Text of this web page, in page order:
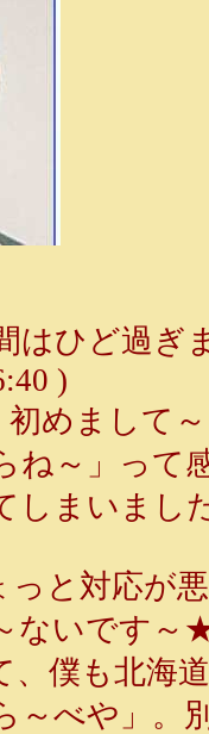
ひど過ぎ
)
めまして
ね～」って
しまいまし
と対応が
ないです
、僕も北海
～べや」。